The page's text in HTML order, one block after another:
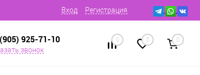
Вход Регистрация
925-71-10
звонок
0 0 0